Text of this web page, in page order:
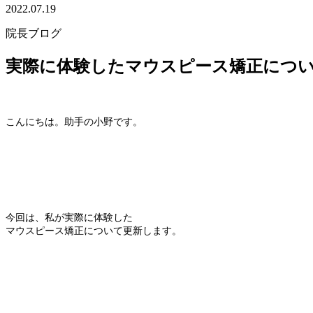
2022.07.19
院長ブログ
実際に体験したマウスピース矯正につ
こんにちは。助手の小野です。
今回は、私が実際に体験した
マウスピース矯正について更新します。